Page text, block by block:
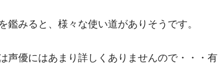
みると、様々な使い道がありそうです。
声優にはあまり詳しくありませんので・・・有